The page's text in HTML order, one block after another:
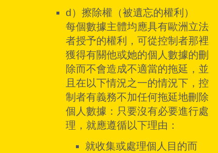
d）擦除權（被遺忘的權利）
每個數據主體均應具有歐洲立法
者授予的權利，可從控制者那裡
獲得有關他或她的個人數據的刪
除而不會造成不適當的拖延，並
且在以下情況之一的情況下，控
制者有義務不加任何拖延地刪除
個人數據：只要沒有必要進行處
理，就應遵循以下理由：
就收集或處理個人目的而